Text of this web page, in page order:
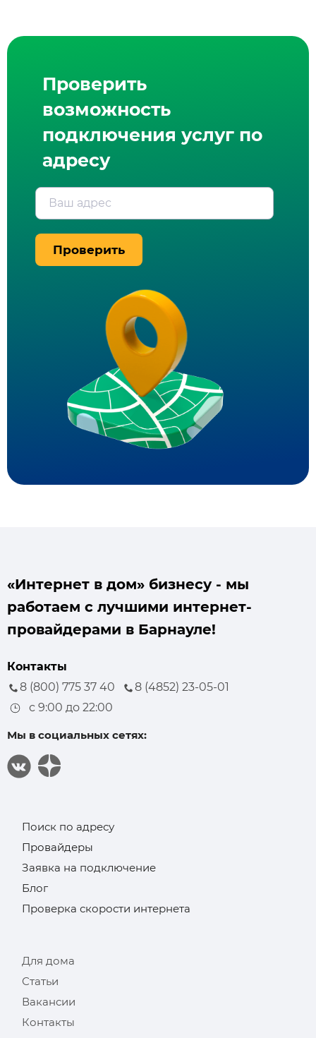
Проверить
возможность
подключения услуг по
адресу
Ваш адрес
Проверить
«Интернет в дом» бизнесу - мы
работаем с лучшими интернет-
провайдерами в Барнауле!
Контакты
8 (800) 775 37 40
8 (4852) 23-05-01
с 9:00 до 22:00
Мы в социальных сетях:
Поиск по адресу
Провайдеры
Заявка на подключение
Блог
Проверка скорости интернета
Для дома
Статьи
Вакансии
Контакты